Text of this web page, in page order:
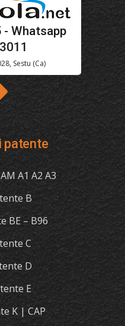
Whatsapp
Sestu (Ca)
patente
A1 A2 A3
B
BE – B96
C
D
E
K | CAP